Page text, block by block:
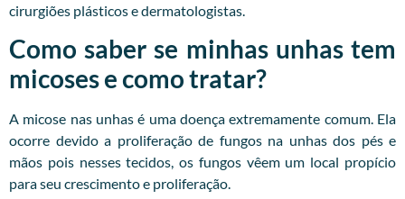
cirurgiões plásticos e dermatologistas.
Como saber se minhas unhas tem
micoses e como tratar?
A micose nas unhas é uma doença extremamente comum. Ela
ocorre devido a proliferação de fungos na unhas dos pés e
mãos pois nesses tecidos, os fungos vêem um local propício
para seu crescimento e proliferação.